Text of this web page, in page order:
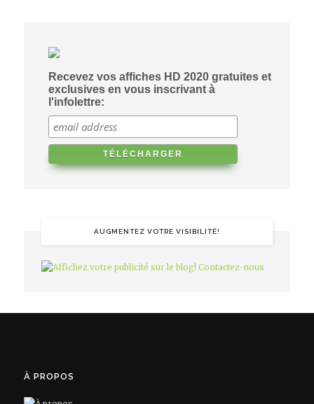
Recevez vos affiches HD 2020 gratuites et
exclusives en vous inscrivant à
l'infolettre:
AUGMENTEZ VOTRE VISIBILITÉ!
À PROPOS